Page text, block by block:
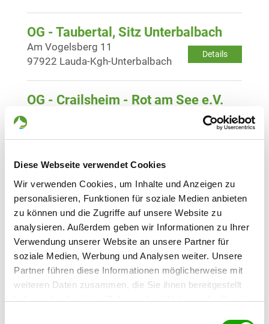
Diese Webseite verwendet Cookies
Wir verwenden Cookies, um Inhalte und Anzeigen zu
personalisieren, Funktionen für soziale Medien anbieten
zu können und die Zugriffe auf unsere Website zu
analysieren. Außerdem geben wir Informationen zu Ihrer
Verwendung unserer Website an unsere Partner für
soziale Medien, Werbung und Analysen weiter. Unsere
Partner führen diese Informationen möglicherweise mit
weiteren Daten zusammen, die Sie ihnen bereitgestellt
haben oder die sie im Rahmen Ihrer Nutzung der Dienste
OG - Taubertal, Sitz Unterbalbach
Details
Am Vogelsberg 11
97922 Lauda-Kgh-Unterbalbach
OG - Crailsheim - Rot am See e.V.
Details
OG - Hohenlohe-Öhringen e.V.
Details
Nussbaumweg (Verlängerung)
74613 Öhringen
OG - Mainhardter Wald e.V.
Details
In der Halde
71543 Wüstenrot - Finsterrot
OG - Neuenstein e.V.